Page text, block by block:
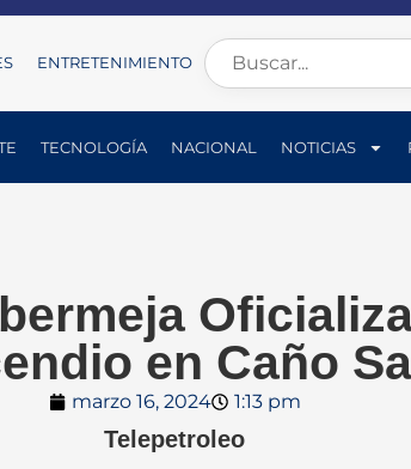
ENTRETENIMIENTO
TECNOLOGÍA NACIONAL NOTICIAS
en Caño
marzo 16, 2024 1:13 pm
Telepetroleo